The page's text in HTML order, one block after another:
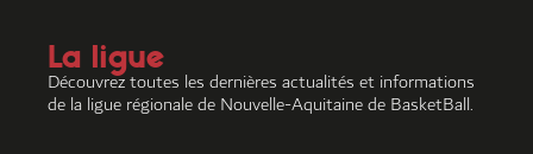
La ligue
Découvrez toutes les dernières actualités et informations
de la ligue régionale de Nouvelle-Aquitaine de BasketBall.